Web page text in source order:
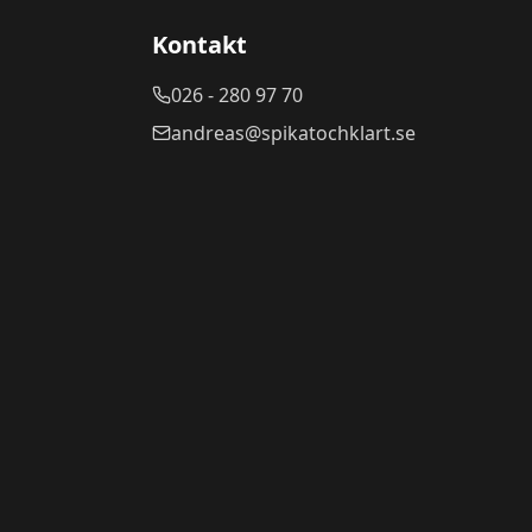
Kontakt
026 - 280 97 70
andreas@spikatochklart.se